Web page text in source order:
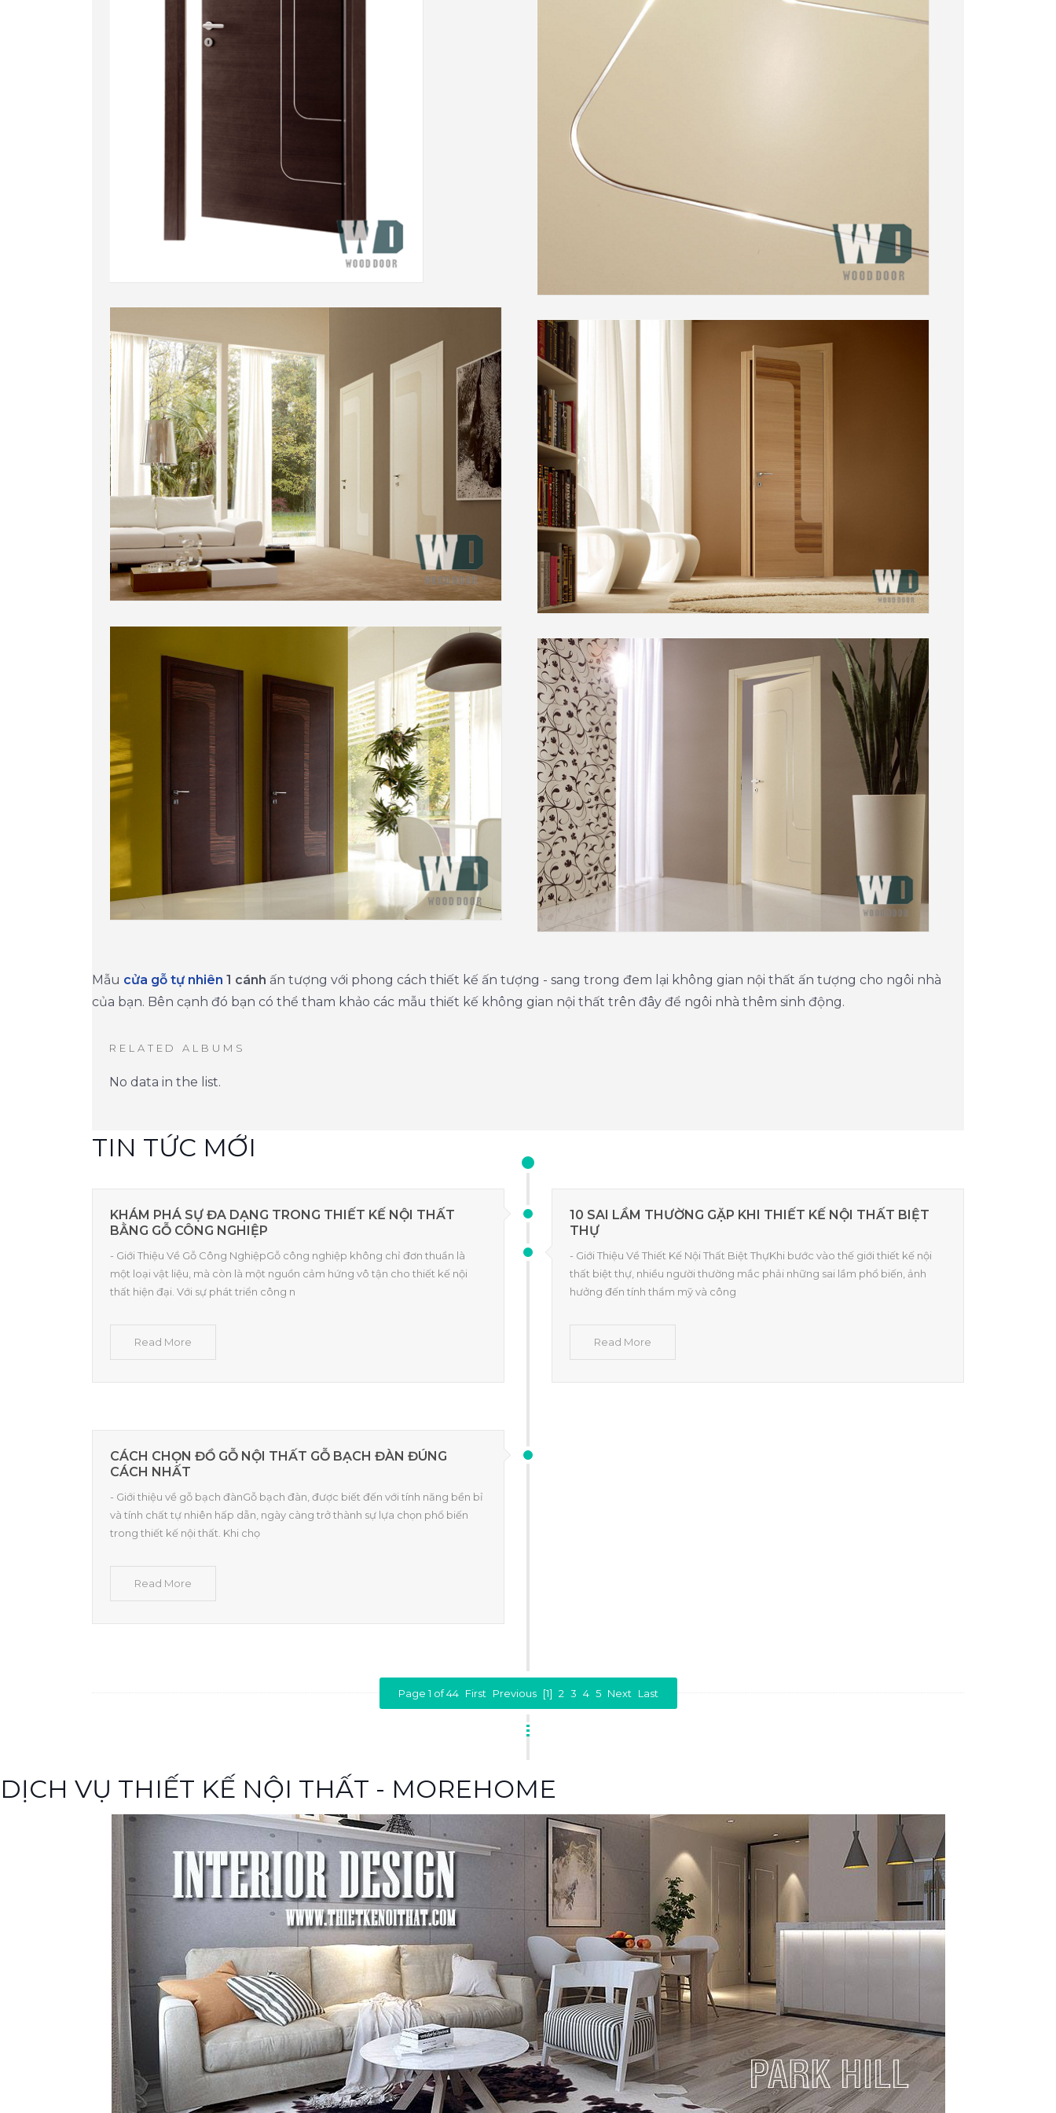
Mẫu cửa gỗ tự nhiên 1 cánh ấn tượng với phong cách thiết kế ấn tượng - sang trong đem lại không gian nội thất ấn tượng cho ngôi nhà
của bạn. Bên cạnh đó bạn có thể tham khảo các mẫu thiết kế không gian nội thất trên đây để ngôi nhà thêm sinh động.
RELATED ALBUMS
No data in the list.
TIN TỨC MỚI
KHÁM PHÁ SỰ ĐA DẠNG TRONG THIẾT KẾ NỘI THẤT
BẰNG GỖ CÔNG NGHIỆP
- Giới Thiệu Về Gỗ Công NghiệpGỗ công nghiệp không chỉ đơn thuần là
một loại vật liệu, mà còn là một nguồn cảm hứng vô tận cho thiết kế nội
thất hiện đại. Với sự phát triển công n
Read More
10 SAI LẦM THƯỜNG GẶP KHI THIẾT KẾ NỘI THẤT BIỆT
THỰ
- Giới Thiệu Về Thiết Kế Nội Thất Biệt ThựKhi bước vào thế giới thiết kế nội
thất biệt thự, nhiều người thường mắc phải những sai lầm phổ biến, ảnh
hưởng đến tính thẩm mỹ và công
Read More
CÁCH CHỌN ĐỒ GỖ NỘI THẤT GỖ BẠCH ĐÀN ĐÚNG
CÁCH NHẤT
- Giới thiệu về gỗ bạch đànGỗ bạch đàn, được biết đến với tính năng bền bỉ
và tính chất tự nhiên hấp dẫn, ngày càng trở thành sự lựa chọn phổ biến
trong thiết kế nội thất. Khi chọ
Read More
Page 1 of 44 First Previous [1] 2 3 4 5 Next Last
DỊCH VỤ THIẾT KẾ NỘI THẤT - MOREHOME